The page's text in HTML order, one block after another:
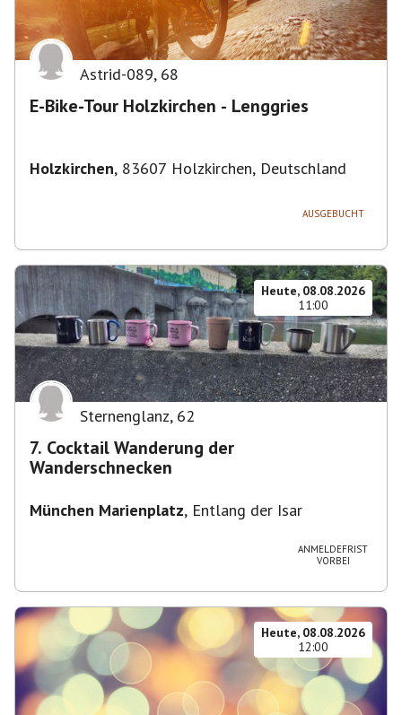
Astrid-089, 68
E-Bike-Tour Holzkirchen - Lenggries
Holzkirchen, 83607 Holzkirchen, Deutschland
AUSGEBUCHT
Heute, 08.08.2026
11:00
Sternenglanz, 62
7. Cocktail Wanderung der
Wanderschnecken
München Marienplatz, Entlang der Isar
ANMELDEFRIST
VORBEI
Heute, 08.08.2026
12:00